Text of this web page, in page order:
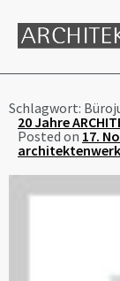
Schlagwort:
20 Jahre
Posted on 17.